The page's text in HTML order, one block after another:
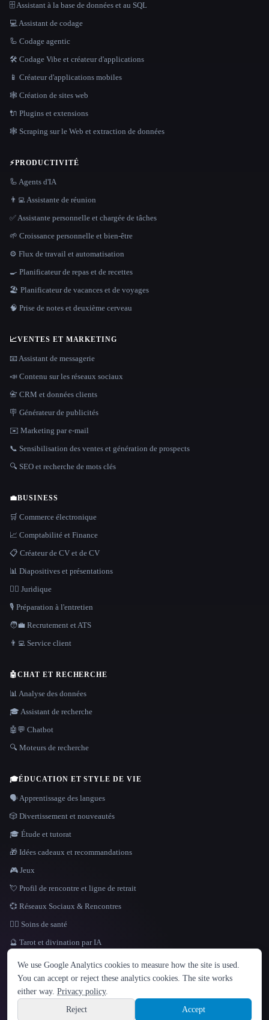
LANGUE
English español Français Русский 简体中文
Hindi
Sign up
🗄️ Assistant à la base de données et au SQL
💻 Assistant de codage
🦾 Codage agentic
🛠️ Codage Vibe et créateur d'applications
📱 Créateur d'applications mobiles
🕸 Création de sites web
🔌 Plugins et extensions
🕸️ Scraping sur le Web et extraction de données
⚡PRODUCTIVITÉ
🦾 Agents d'IA
👨‍💻 Assistante de réunion
✅ Assistante personnelle et chargée de tâches
🌱 Croissance personnelle et bien-être
⚙️ Flux de travail et automatisation
🍳 Planificateur de repas et de recettes
🏖 Planificateur de vacances et de voyages
🧠 Prise de notes et deuxième cerveau
📈VENTES ET MARKETING
📧 Assistant de messagerie
📣 Contenu sur les réseaux sociaux
📇 CRM et données clients
🪧 Générateur de publicités
✉️ Marketing par e-mail
📞 Sensibilisation des ventes et génération de prospects
🔍 SEO et recherche de mots clés
💼BUSINESS
🛒 Commerce électronique
📈 Comptabilité et Finance
📋 Créateur de CV et de CV
📊 Diapositives et présentations
👩‍⚖️ Juridique
🎙️ Préparation à l'entretien
🧑‍💼 Recrutement et ATS
👨‍💻 Service client
🤖CHAT ET RECHERCHE
📊 Analyse des données
🎓 Assistant de recherche
🤖💬 Chatbot
🔍 Moteurs de recherche
🎓ÉDUCATION ET STYLE DE VIE
🗣️ Apprentissage des langues
🎲 Divertissement et nouveautés
🎓 Étude et tutorat
🎁 Idées cadeaux et recommandations
🎮 Jeux
💘 Profil de rencontre et ligne de retrait
💞 Réseaux Sociaux & Rencontres
👩‍⚕️ Soins de santé
🔮 Tarot et divination par IA
Site information
© 2026 That AI Collection. Tous droits réservés.
politique de confidentialité
build de3d624c
We use Google Analytics cookies to measure how the site is used.
You can accept or reject these analytics cookies. The site works
either way. Privacy policy.
Reject
Accept